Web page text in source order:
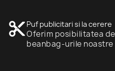
content_cut Puf publicitari si la cerere
Oferim posibilitatea
beanbag-urile noastre